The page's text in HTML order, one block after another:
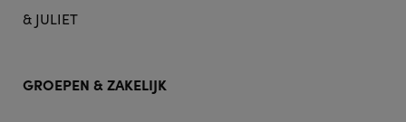
& JULIET
GROEPEN & ZAKELIJK